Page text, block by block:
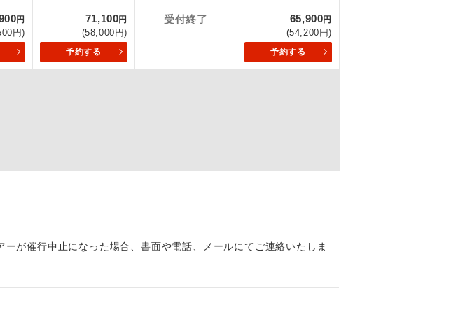
円
円)
71,100円
(58,000円)
予約する
受付終了 65,900円
(54,200円)
予約する
が催行中止になった場合、書面や電話、メールにてご連絡いたしま
呂が付いています。
が付いています。
ガイドさんの説明をじっくり聞くこと
個人型プランです。